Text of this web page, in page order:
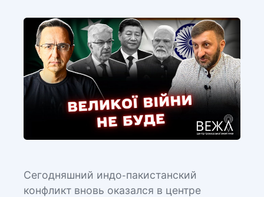
Сегодняшний индо-пакистанский
конфликт вновь оказался в центре